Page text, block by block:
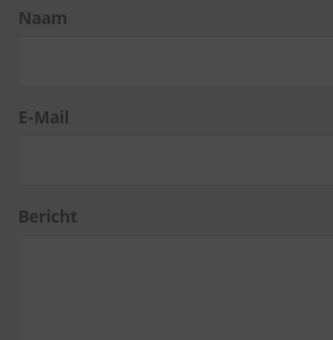
Naam
E-Mail
Bericht